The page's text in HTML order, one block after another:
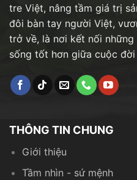
tre Việt, nâng tầm giá trị
đôi bàn tay người Việt,
trở về, là nơi kết nối
sống tốt hơn giữa cuộc đời
THÔNG TIN CHUNG
Giới thiệu
Tầm nhìn - sứ mệnh